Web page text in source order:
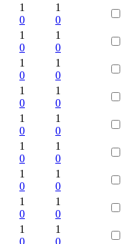
1
0
1
0
1
0
1
0
1
0
1
0
1
0
1
0
1
0
1
0
1
0
1
0
1
0
1
0
1
0
1
0
1
0
1
0